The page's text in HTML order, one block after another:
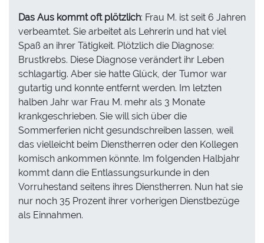
Das Aus kommt oft plötzlich: Frau M. ist seit 6 Jahren
verbeamtet. Sie arbeitet als Lehrerin und hat viel
Spaß an ihrer Tätigkeit. Plötzlich die Diagnose:
Brustkrebs. Diese Diagnose verändert ihr Leben
schlagartig. Aber sie hatte Glück, der Tumor war
gutartig und konnte entfernt werden. Im letzten
halben Jahr war Frau M. mehr als 3 Monate
krankgeschrieben. Sie will sich über die
Sommerferien nicht gesundschreiben lassen, weil
das vielleicht beim Dienstherren oder den Kollegen
komisch ankommen könnte. Im folgenden Halbjahr
kommt dann die Entlassungsurkunde in den
Vorruhestand seitens ihres Dienstherren. Nun hat sie
nur noch 35 Prozent ihrer vorherigen Dienstbezüge
als Einnahmen.